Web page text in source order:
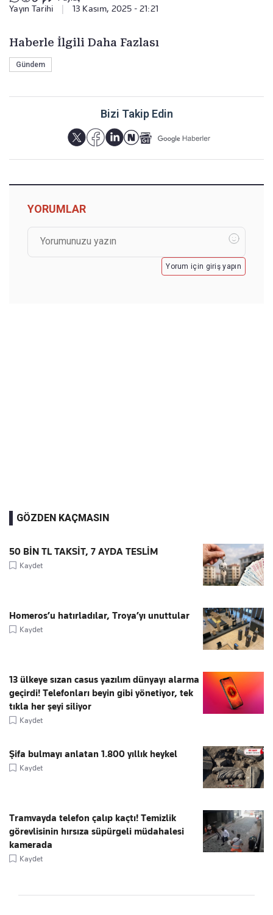
Yayın Tarihi 13 Kasım, 2025 - 21:21
Haberle İlgili Daha Fazlası
Gündem
Bizi Takip Edin
YORUMLAR
Yorum için giriş yapın
GÖZDEN KAÇMASIN
50 BİN TL TAKSİT, 7 AYDA TESLİM
Kaydet
Homeros’u hatırladılar, Troya’yı unuttular
Kaydet
13 ülkeye sızan casus yazılım dünyayı alarma
geçirdi! Telefonları beyin gibi yönetiyor, tek
tıkla her şeyi siliyor
Kaydet
Şifa bulmayı anlatan 1.800 yıllık heykel
Kaydet
Tramvayda telefon çalıp kaçtı! Temizlik
görevlisinin hırsıza süpürgeli müdahalesi
kamerada
Kaydet